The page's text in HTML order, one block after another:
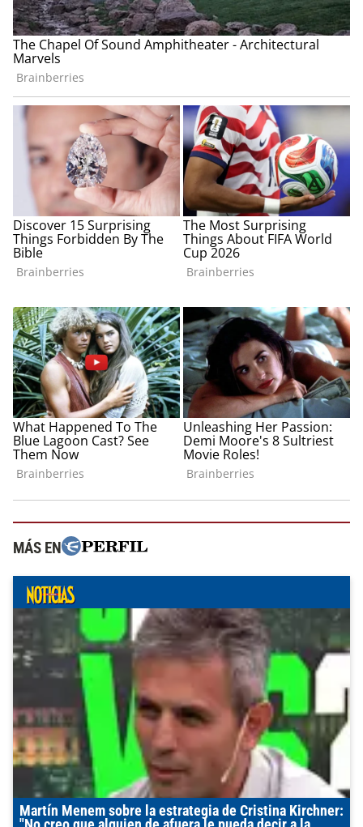
MÁS EN
Martín Menem sobre la estrategia de Cristina Kirchner: